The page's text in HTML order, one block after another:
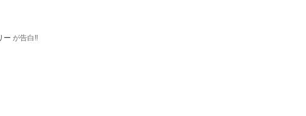
ー が告白‼️